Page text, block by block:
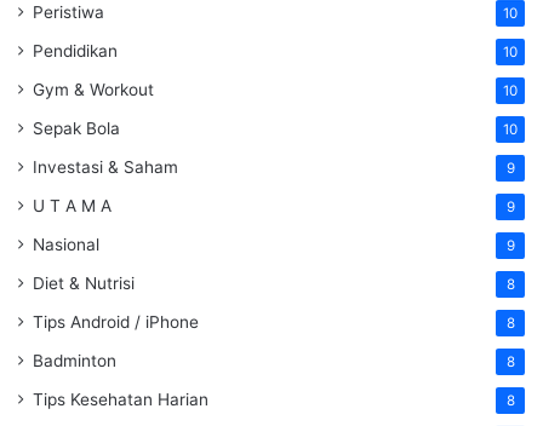
Peristiwa 10
Pendidikan 10
Gym & Workout 10
Sepak Bola 10
Investasi & Saham 9
U T A M A 9
Nasional 9
Diet & Nutrisi 8
Tips Android / iPhone 8
Badminton 8
Tips Kesehatan Harian 8